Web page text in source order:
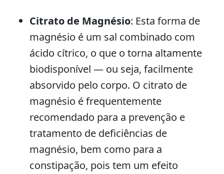
Citrato de Magnésio: Esta forma de
magnésio é um sal combinado com
ácido cítrico, o que o torna altamente
biodisponível — ou seja, facilmente
absorvido pelo corpo. O citrato de
magnésio é frequentemente
recomendado para a prevenção e
tratamento de deficiências de
magnésio, bem como para a
constipação, pois tem um efeito